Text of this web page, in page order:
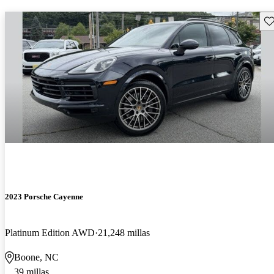
2023 Porsche Cayenne
Platinum Edition AWD 21,248 millas
Boone, NC